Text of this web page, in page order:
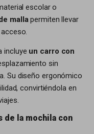
escolar o
mallapermiten llevar
incluye un carro con
sin
Su diseño ergonómico
convirtiéndola en
la mochila con